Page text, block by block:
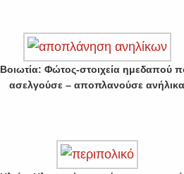
Βοιωτία: Φώτος-στοιχεία ημεδαπού
ασελγούσε – αποπλανούσε ανήλικα